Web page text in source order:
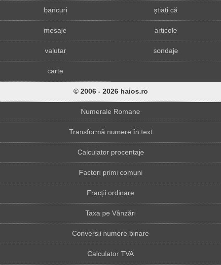
bancuri știați că
mesaje articole
valutar sondaje
carte
© 2006 - 2026 haios.ro
Numerale Romane
Transformă numere în text
Calculator procentaje
Factori primi comuni
Fracții ordinare
Taxa pe Vânzări
Conversii numere binare
Calculator TVA